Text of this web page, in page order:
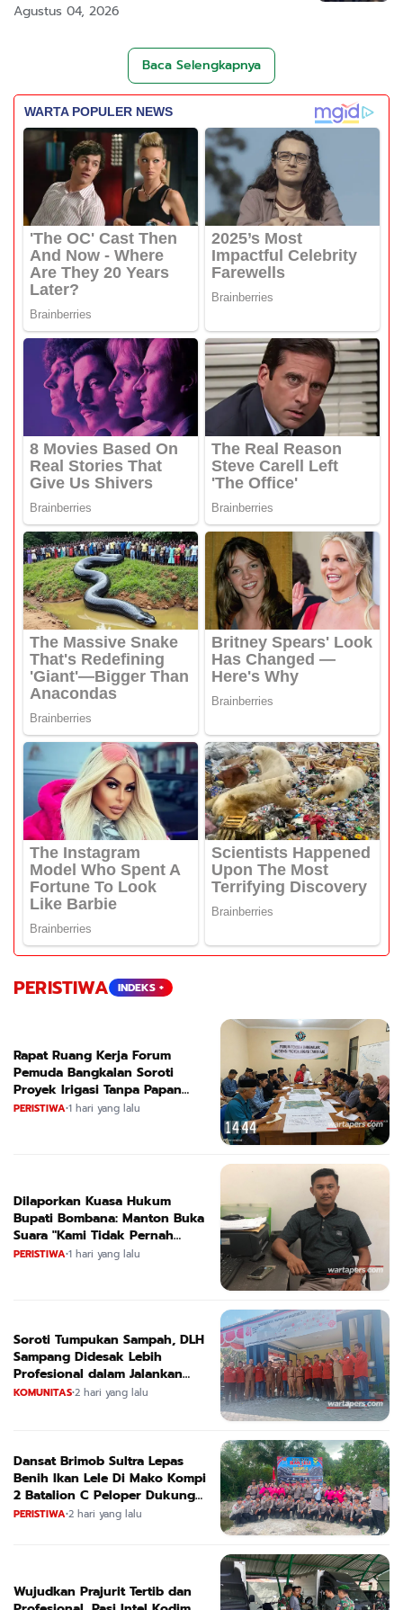
Agustus 04, 2026
Baca Selengkapnya
PERISTIWA INDEKS +
Rapat Ruang Kerja Forum
Pemuda Bangkalan Soroti
Proyek Irigasi Tanpa Papan
Nama
PERISTIWA•1 hari yang lalu
Dilaporkan Kuasa Hukum
Bupati Bombana: Manton Buka
Suara "Kami Tidak Pernah
Menutup Ruang Hak Jawab"
PERISTIWA•1 hari yang lalu
Soroti Tumpukan Sampah, DLH
Sampang Didesak Lebih
Profesional dalam Jalankan
Tugas
KOMUNITAS•2 hari yang lalu
Dansat Brimob Sultra Lepas
Benih Ikan Lele Di Mako Kompi
2 Batalion C Peloper Dukung
ketahanan Pangan Nasional
PERISTIWA•2 hari yang lalu
Wujudkan Prajurit Tertib dan